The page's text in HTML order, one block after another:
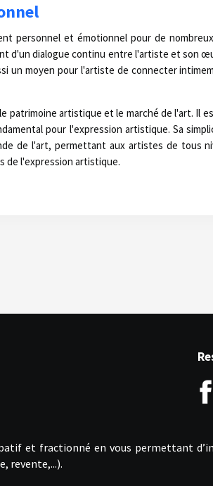
personnel et émotionnel pour de
d'un dialogue continu entre l'artiste et son
un moyen pour l'artiste de connecter
patrimoine artistique et le marché de l'art. Il
pour l'expression artistique. Sa
de l'art, permettant aux artistes de tous
de l'expression artistique.
et fractionné en vous permettant
revente,...).